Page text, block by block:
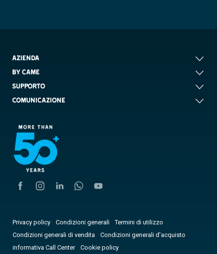
AZIENDA
BY CAME
SUPPORTO
COMUNICAZIONE
Privacy policy Condizioni generali
Termini di utilizzo
Condizioni generali di vendita
Condizioni generali d’acquisto
informativa Call Center
Cookie policy